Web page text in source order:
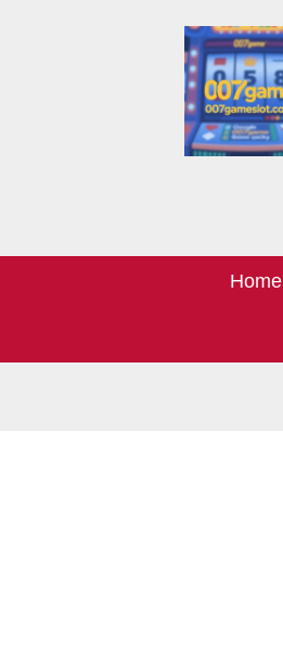
Home